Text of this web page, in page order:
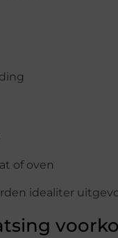
of oven
idealiter